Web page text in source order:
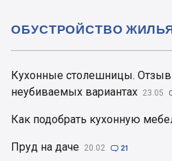
Кухонные столешницы.
неубиваемых вариантах 23.05
Как подобрать кухонную
Пруд на даче 20.02  21
ОБУСТРОЙСТВО